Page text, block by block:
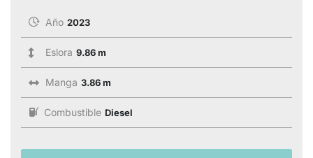
Año 2023
Eslora 9.86 m
Manga 3.86 m
Combustible Diesel